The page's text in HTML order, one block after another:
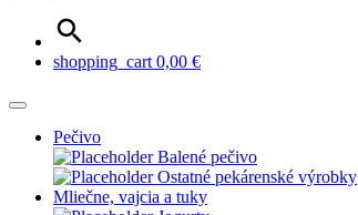
shopping_cart 0,00 €
Pečivo
Balené pečivo
Ostatné pekárenské výrobky
Mliečne, vajcia a tuky